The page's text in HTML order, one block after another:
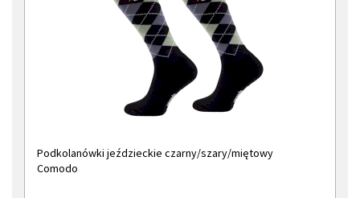
Podkolanówki jeździeckie czarny/szary/miętowy
Comodo